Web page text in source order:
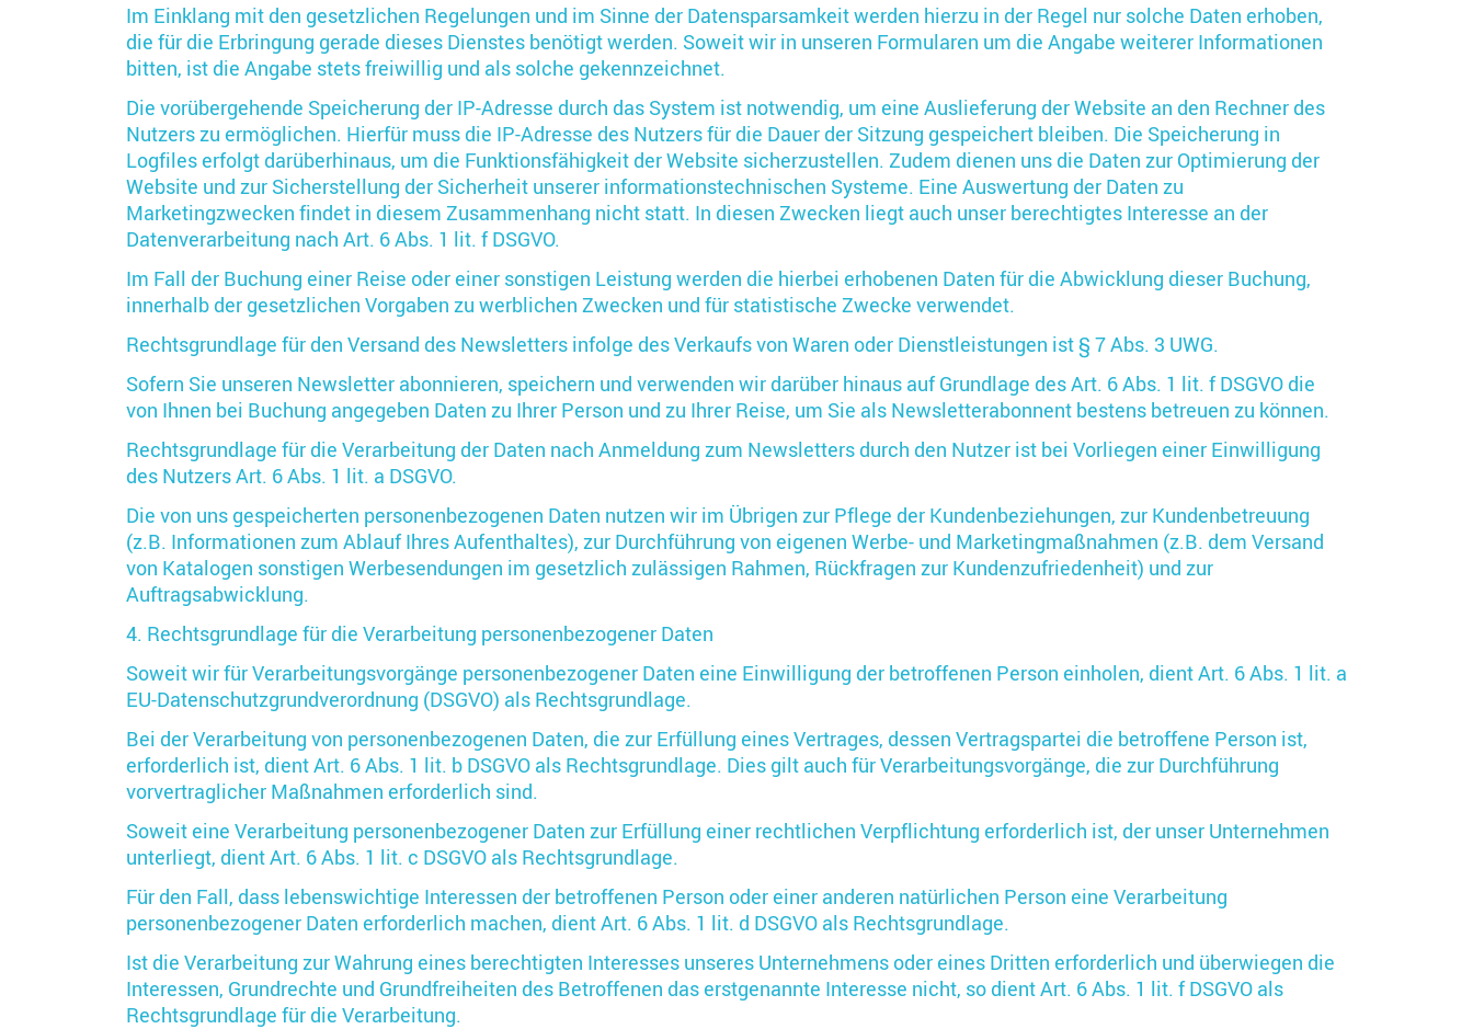
Im Einklang mit den gesetzlichen Regelungen und im Sinne der Datensparsamkeit werden hierzu in der Regel nur solche Daten erhoben,
die für die Erbringung gerade dieses Dienstes benötigt werden. Soweit wir in unseren Formularen um die Angabe weiterer Informationen
bitten, ist die Angabe stets freiwillig und als solche gekennzeichnet.
Die vorübergehende Speicherung der IP-Adresse durch das System ist notwendig, um eine Auslieferung der Website an den Rechner des
Nutzers zu ermöglichen. Hierfür muss die IP-Adresse des Nutzers für die Dauer der Sitzung gespeichert bleiben. Die Speicherung in
Logfiles erfolgt darüberhinaus, um die Funktionsfähigkeit der Website sicherzustellen. Zudem dienen uns die Daten zur Optimierung der
Website und zur Sicherstellung der Sicherheit unserer informationstechnischen Systeme. Eine Auswertung der Daten zu
Marketingzwecken findet in diesem Zusammenhang nicht statt. In diesen Zwecken liegt auch unser berechtigtes Interesse an der
Datenverarbeitung nach Art. 6 Abs. 1 lit. f DSGVO.
Im Fall der Buchung einer Reise oder einer sonstigen Leistung werden die hierbei erhobenen Daten für die Abwicklung dieser Buchung,
innerhalb der gesetzlichen Vorgaben zu werblichen Zwecken und für statistische Zwecke verwendet.
Rechtsgrundlage für den Versand des Newsletters infolge des Verkaufs von Waren oder Dienstleistungen ist § 7 Abs. 3 UWG.
Sofern Sie unseren Newsletter abonnieren, speichern und verwenden wir darüber hinaus auf Grundlage des Art. 6 Abs. 1 lit. f DSGVO die
von Ihnen bei Buchung angegeben Daten zu Ihrer Person und zu Ihrer Reise, um Sie als Newsletterabonnent bestens betreuen zu können.
Rechtsgrundlage für die Verarbeitung der Daten nach Anmeldung zum Newsletters durch den Nutzer ist bei Vorliegen einer Einwilligung
des Nutzers Art. 6 Abs. 1 lit. a DSGVO.
Die von uns gespeicherten personenbezogenen Daten nutzen wir im Übrigen zur Pflege der Kundenbeziehungen, zur Kundenbetreuung
(z.B. Informationen zum Ablauf Ihres Aufenthaltes), zur Durchführung von eigenen Werbe- und Marketingmaßnahmen (z.B. dem Versand
von Katalogen sonstigen Werbesendungen im gesetzlich zulässigen Rahmen, Rückfragen zur Kundenzufriedenheit) und zur
Auftragsabwicklung.
4. Rechtsgrundlage für die Verarbeitung personenbezogener Daten
Soweit wir für Verarbeitungsvorgänge personenbezogener Daten eine Einwilligung der betroffenen Person einholen, dient Art. 6 Abs. 1 lit. a
EU-Datenschutzgrundverordnung (DSGVO) als Rechtsgrundlage.
Bei der Verarbeitung von personenbezogenen Daten, die zur Erfüllung eines Vertrages, dessen Vertragspartei die betroffene Person ist,
erforderlich ist, dient Art. 6 Abs. 1 lit. b DSGVO als Rechtsgrundlage. Dies gilt auch für Verarbeitungsvorgänge, die zur Durchführung
vorvertraglicher Maßnahmen erforderlich sind.
Soweit eine Verarbeitung personenbezogener Daten zur Erfüllung einer rechtlichen Verpflichtung erforderlich ist, der unser Unternehmen
unterliegt, dient Art. 6 Abs. 1 lit. c DSGVO als Rechtsgrundlage.
Für den Fall, dass lebenswichtige Interessen der betroffenen Person oder einer anderen natürlichen Person eine Verarbeitung
personenbezogener Daten erforderlich machen, dient Art. 6 Abs. 1 lit. d DSGVO als Rechtsgrundlage.
Ist die Verarbeitung zur Wahrung eines berechtigten Interesses unseres Unternehmens oder eines Dritten erforderlich und überwiegen die
Interessen, Grundrechte und Grundfreiheiten des Betroffenen das erstgenannte Interesse nicht, so dient Art. 6 Abs. 1 lit. f DSGVO als
Rechtsgrundlage für die Verarbeitung.